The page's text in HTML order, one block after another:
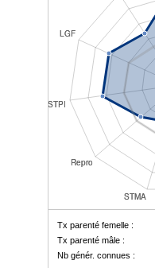
Tx parenté femelle :
Tx parenté mâle :
Nb génér. connues :